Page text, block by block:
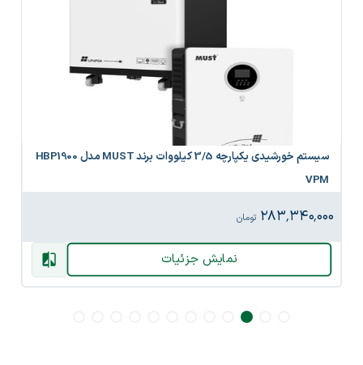
سیستم خورشیدی یکپارچه 3/5 کیلووات برند MUST مدل HBP1900
VPM
۲۸۳٬۳۴۰٬۰۰۰ تومان
نمایش جزئیات